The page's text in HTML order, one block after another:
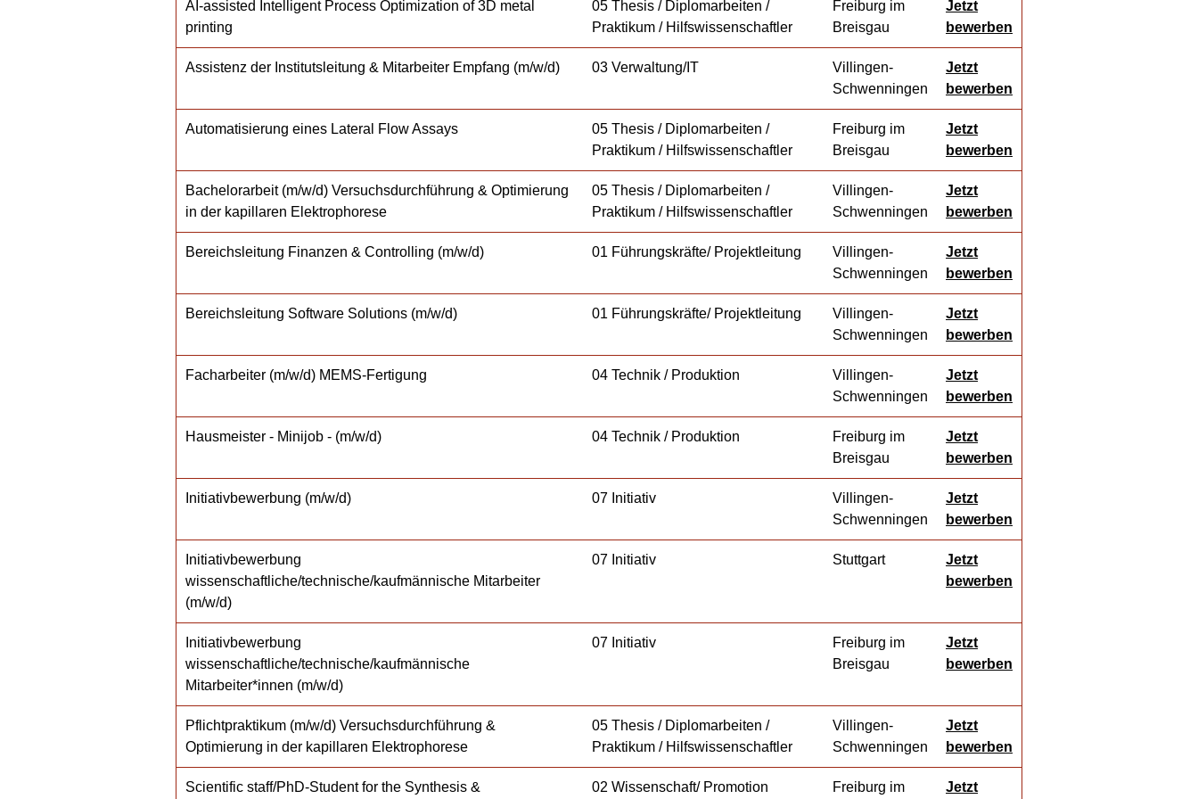
AI-assisted Intelligent Process Optimization of 3D metal
printing
05 Thesis / Diplomarbeiten /
Praktikum / Hilfswissenschaftler
Freiburg im
Breisgau
Jetzt
bewerben
Assistenz der Institutsleitung & Mitarbeiter Empfang (m/w/d) 03 Verwaltung/IT
Villingen-
Schwenningen
Jetzt
bewerben
Automatisierung eines Lateral Flow Assays
05 Thesis / Diplomarbeiten /
Praktikum / Hilfswissenschaftler
Freiburg im
Breisgau
Jetzt
bewerben
Bachelorarbeit (m/w/d) Versuchsdurchführung & Optimierung
in der kapillaren Elektrophorese
05 Thesis / Diplomarbeiten /
Praktikum / Hilfswissenschaftler
Villingen-
Schwenningen
Jetzt
bewerben
Bereichsleitung Finanzen & Controlling (m/w/d) 01 Führungskräfte/ Projektleitung
Villingen-
Schwenningen
Jetzt
bewerben
Bereichsleitung Software Solutions (m/w/d) 01 Führungskräfte/ Projektleitung
Villingen-
Schwenningen
Jetzt
bewerben
Facharbeiter (m/w/d) MEMS-Fertigung 04 Technik / Produktion
Villingen-
Schwenningen
Jetzt
bewerben
Hausmeister - Minijob - (m/w/d) 04 Technik / Produktion
Freiburg im
Breisgau
Jetzt
bewerben
Initiativbewerbung (m/w/d) 07 Initiativ
Villingen-
Schwenningen
Jetzt
bewerben
Initiativbewerbung
wissenschaftliche/technische/kaufmännische Mitarbeiter
(m/w/d)
07 Initiativ Stuttgart
Jetzt
bewerben
Initiativbewerbung
wissenschaftliche/technische/kaufmännische
Mitarbeiter*innen (m/w/d)
07 Initiativ
Freiburg im
Breisgau
Jetzt
bewerben
Pflichtpraktikum (m/w/d) Versuchsdurchführung &
Optimierung in der kapillaren Elektrophorese
05 Thesis / Diplomarbeiten /
Praktikum / Hilfswissenschaftler
Villingen-
Schwenningen
Jetzt
bewerben
Scientific staff/PhD-Student for the Synthesis & 02 Wissenschaft/ Promotion Freiburg im Jetzt